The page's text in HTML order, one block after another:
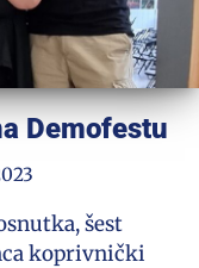
Demofestu
šest
koprivnički